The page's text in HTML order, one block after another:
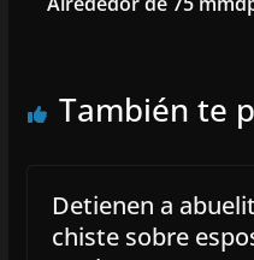
También te
Detienen a
chiste sobre